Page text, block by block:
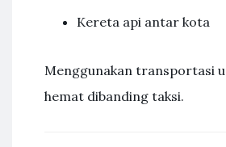
Kereta api antar kota
Menggunakan transportasi
hemat dibanding taksi.